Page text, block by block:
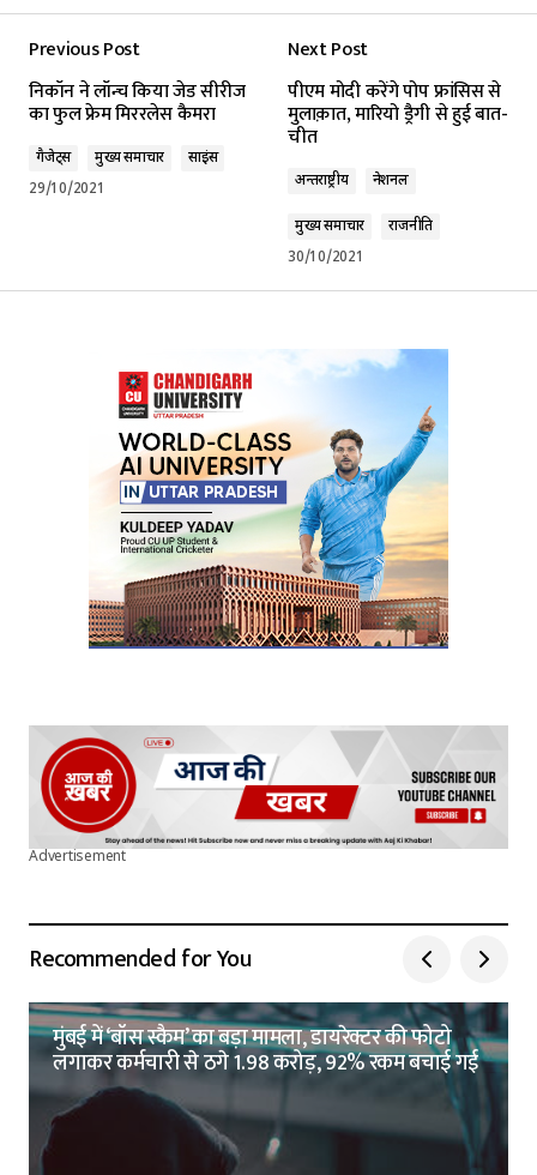
Previous Post
निकॉन ने लॉन्च किया जेड सीरीज
का फुल फ्रेम मिररलेस कैमरा
गैजेट्स मुख्य समाचार
साइंस
29/10/2021
Next Post
पीएम मोदी करेंगे पोप फ्रांसिस से
मुलाक़ात, मारियो ड्रैगी से हुई बात-
चीत
अन्तर्राष्ट्रीय नेशनल
मुख्य समाचार
राजनीति
30/10/2021
Advertisement
Recommended for You
मुंबई में ‘बॉस स्कैम’ का बड़ा मामला, डायरेक्टर की फोटो
लगाकर कर्मचारी से ठगे 1.98 करोड़, 92% रकम बचाई गई